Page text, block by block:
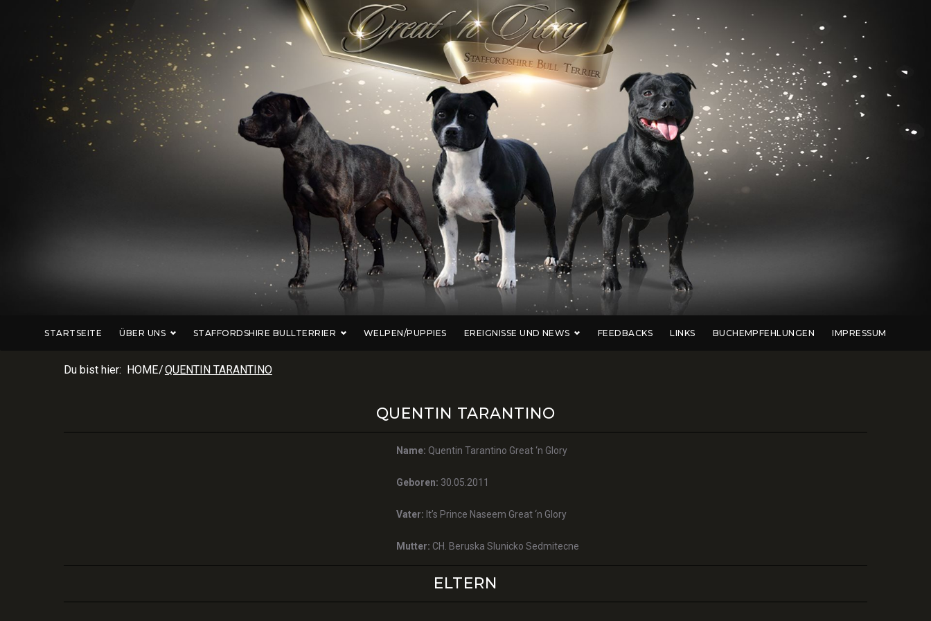
STARTSEITE ÜBER UNS STAFFORDSHIRE BULLTERRIER WELPEN/PUPPIES EREIGNISSE UND NEWS FEEDBACKS LINKS BUCHEMPFEHLUNGEN IMPRESSUM
Du bist hier: HOME/QUENTIN TARANTINO
QUENTIN TARANTINO
Name: Quentin Tarantino Great ‘n Glory
Geboren: 30.05.2011
Vater: It’s Prince Naseem Great ‘n Glory
Mutter: CH. Beruska Slunicko Sedmitecne
ELTERN